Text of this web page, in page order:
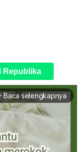
Republika
Baca selengkapnya